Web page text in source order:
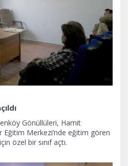
Gönüllüleri, Hamit
Merkezi’nde eğitim gören
özel bir sınıf açtı.